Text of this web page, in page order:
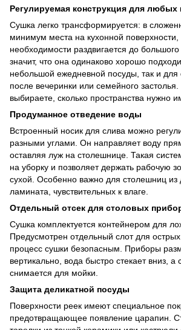
Регулируемая конструкция для любых
Сушка легко трансформируется: в
минимум места на кухонной поверхности,
необходимости раздвигается до
значит, что она одинаково хорошо
небольшой ежедневной посуды, так и
после вечеринки или семейного
выбираете, сколько пространства нужно
Продуманное отведение воды
Встроенный носик для слива можно
разными углами. Он направляет воду
оставляя луж на столешнице. Такая
на уборку и позволяет держать рабочую
сухой. Особенно важно для столешниц из
ламината, чувствительных к влаге.
Отдельный отсек для столовых
Сушка комплектуется контейнером для
Предусмотрен отдельный слот для
процесс сушки безопасным. Приборы
вертикально, вода быстро стекает вниз, а
снимается для мойки.
Защита деликатной посуды
Поверхности реек имеют специальное
предотвращающее появление царапин.